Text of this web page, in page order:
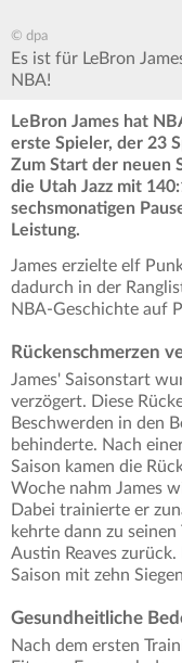
© dpa
Es ist für LeBron
NBA!
LeBron James hat
erste Spieler, der 23
Zum Start der neuen
die Utah Jazz mit
sechsmonatigen
Leistung.
James erzielte elf
dadurch in der
NBA-Geschichte auf
Rückenschmerzen
James' Saisonstart
verzögert. Diese
Beschwerden in den
behinderte. Nach
Saison kamen die
Woche nahm James
Dabei trainierte er
kehrte dann zu
Austin Reaves
Saison mit zehn
Gesundheitliche
Nach dem ersten